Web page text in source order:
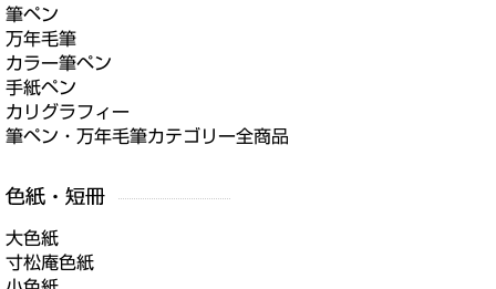
筆ペン
万年毛筆
カラー筆ペン
手紙ペン
カリグラフィー
筆ペン・万年毛筆カテゴリー全商品
大色紙
寸松庵色紙